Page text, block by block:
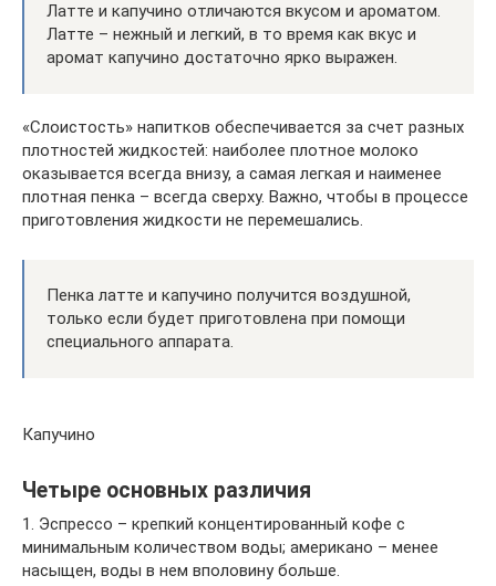
Латте и капучино отличаются вкусом и ароматом.
Латте – нежный и легкий, в то время как вкус и
аромат капучино достаточно ярко выражен.
«Слоистость» напитков обеспечивается за счет разных
плотностей жидкостей: наиболее плотное молоко
оказывается всегда внизу, а самая легкая и наименее
плотная пенка – всегда сверху. Важно, чтобы в процессе
приготовления жидкости не перемешались.
Пенка латте и капучино получится воздушной,
только если будет приготовлена при помощи
специального аппарата.
Капучино
Четыре основных различия
1. Эспрессо – крепкий концентированный кофе с
минимальным количеством воды; американо – менее
насыщен, воды в нем вполовину больше.